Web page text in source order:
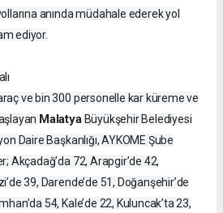
anında müdahale ederek yol
ediyor.
ve bin 300 personelle kar küreme ve
MalatyaBüyükşehir Belediyesi
Daire Başkanlığı, AYKOME Şube
Akçadağ’da 72, Arapgir’de 42,
39, Darende’de 51, Doğanşehir’de
54, Kale’de 22, Kuluncak’ta 23,